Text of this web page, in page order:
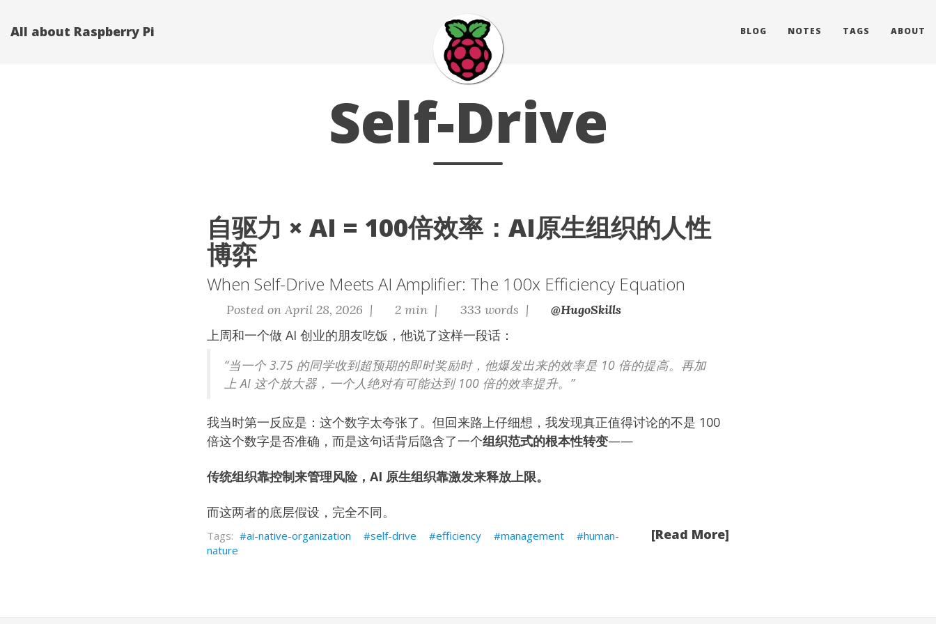
All about Raspberry Pi BLOG NOTES TAGS ABOUT
Self-Drive
自驱力 × AI = 100倍效率：AI原生组织的人性
博弈
When Self-Drive Meets AI Amplifier: The 100x Efficiency Equation
Posted on April 28, 2026 | 2 min | 333 words | @HugoSkills
上周和一个做 AI 创业的朋友吃饭，他说了这样一段话：
“当一个 3.75 的同学收到超预期的即时奖励时，他爆发出来的效率是 10 倍的提高。再加
上 AI 这个放大器，一个人绝对有可能达到 100 倍的效率提升。”
我当时第一反应是：这个数字太夸张了。但回来路上仔细想，我发现真正值得讨论的不是 100
倍这个数字是否准确，而是这句话背后隐含了一个组织范式的根本性转变——
传统组织靠控制来管理风险，AI 原生组织靠激发来释放上限。
而这两者的底层假设，完全不同。
[Read More]
ai-native-organization self-drive efficiency management
human-
nature